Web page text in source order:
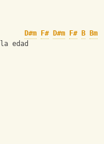
D#m F# D#m F# B Bm
edad